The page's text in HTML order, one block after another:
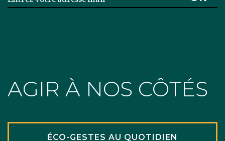
AGIR À NOS CÔTÉS
ÉCO-GESTES AU QUOTIDIEN